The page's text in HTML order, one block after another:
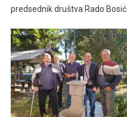
predsednik društva Rado Bosić